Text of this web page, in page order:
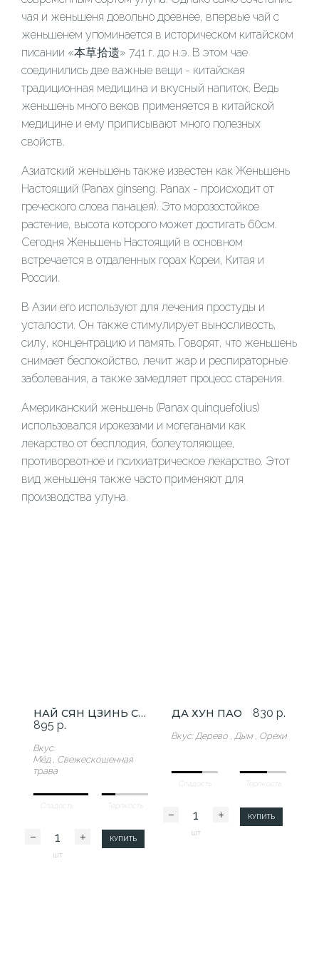
чая и женьшеня довольно древнее, впервые чай с
женьшенем упоминается в историческом китайском
писании «本草拾遗» 741 г. до н.э. В этом чае
соединились две важные вещи - китайская
традиционная медицина и вкусный напиток. Ведь
женьшень много веков применяется в китайской
медицине и ему приписывают много полезных
свойств.
Азиатский женьшень также известен как Женьшень
Настоящий (Panax ginseng. Panax - происходит от
греческого слова панацея). Это морозостойкое
растение, высота которого может достигать 60см.
Сегодня Женьшень Настоящий в основном
встречается в отдаленных горах Кореи, Китая и
России.
В Азии его используют для лечения простуды и
усталости. Он также стимулирует выносливость,
силу, концентрацию и память. Говорят, что женьшень
снимает беспокойство, лечит жар и респираторные
заболевания, а также замедляет процесс старения.
Американский женьшень (Panax quinquefolius)
использовался ирокезами и могеганами как
лекарство от бесплодия, болеутоляющее,
противорвотное и психиатрическое лекарство. Этот
вид женьшеня также часто применяют для
производства улуна.
НАЙ СЯН ЦЗИНЬ СЮАНЬ
895 р.
Вкус:
Мёд , Свежескошенная
трава
Терпкость
шт
КУПИТЬ
ДА ХУН ПАО 830 р.
Вкус: Дерево , Дым , Орехи
Терпкость
шт
КУПИТЬ